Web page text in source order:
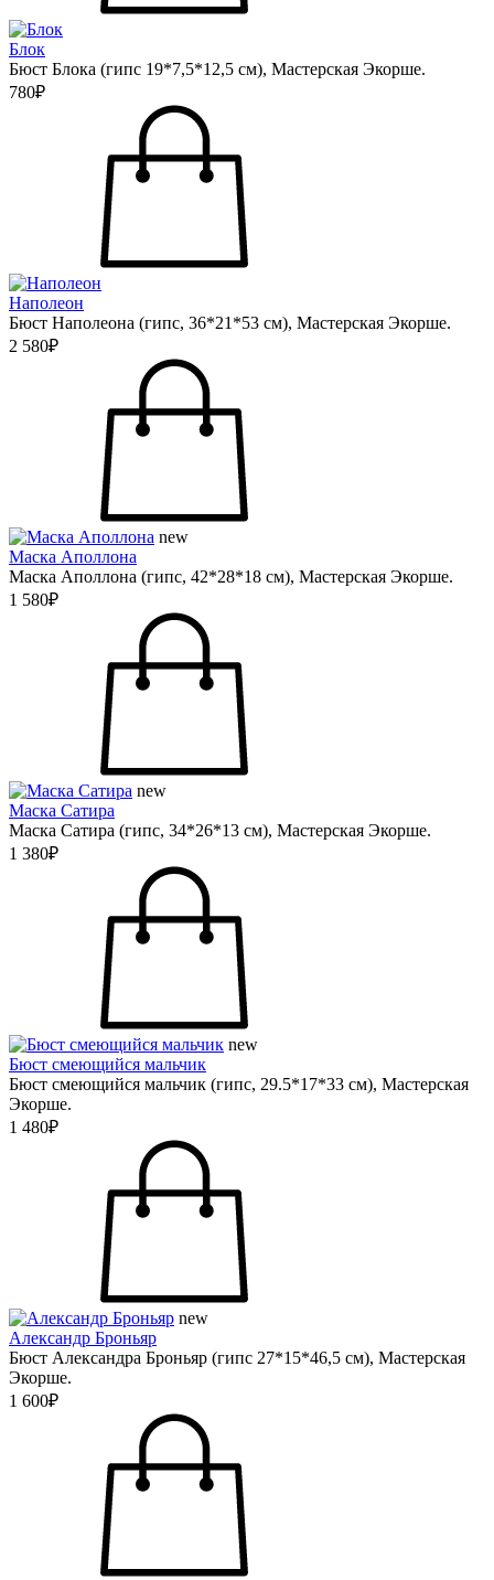
Блок
Бюст Блока (гипс 19*7,5*12,5 см), Мастерская Экорше.
780₽
Наполеон
Бюст Наполеона (гипс, 36*21*53 см), Мастерская Экорше.
2 580₽
new
Маска Аполлона
Маска Аполлона (гипс, 42*28*18 см), Мастерская Экорше.
1 580₽
new
Маска Сатира
Маска Сатира (гипс, 34*26*13 см), Мастерская Экорше.
1 380₽
new
Бюст смеющийся мальчик
Бюст смеющийся мальчик (гипс, 29.5*17*33 см), Мастерская
Экорше.
1 480₽
new
Александр Броньяр
Бюст Александра Броньяр (гипс 27*15*46,5 см), Мастерская
Экорше.
1 600₽